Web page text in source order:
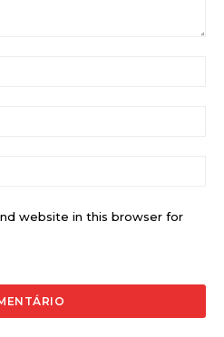
website in this browser for